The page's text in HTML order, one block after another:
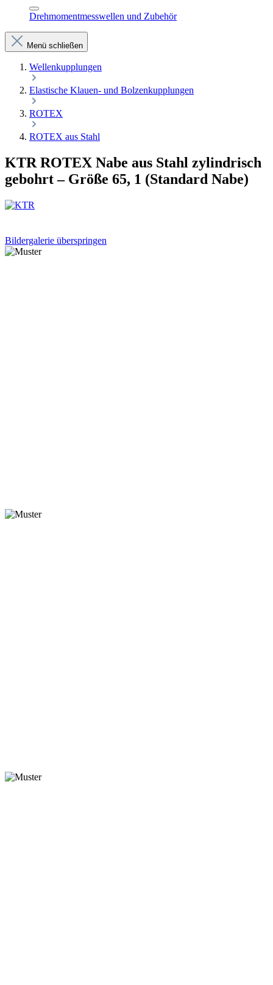
Drehmomentmesswellen und Zubehör
Menü schließen
Wellenkupplungen
Elastische Klauen- und Bolzenkupplungen
ROTEX
ROTEX aus Stahl
KTR ROTEX Nabe aus Stahl zylindrisch
gebohrt – Größe 65, 1 (Standard Nabe)
Bildergalerie überspringen